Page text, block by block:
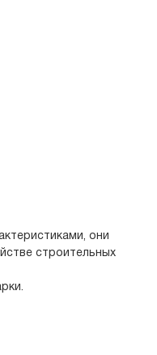
они
строительных